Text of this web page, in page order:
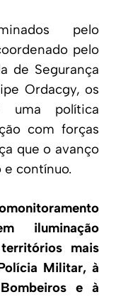
pelo
pelo
de Segurança
Ordacgy, os
uma política
com forças
que o avanço
contínuo.
iluminação
mais
Militar, à
e à